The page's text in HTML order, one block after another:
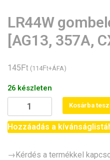
LR44W
[AG13, 357A,
145Ft (114Ft+ÁFA)
26 készleten
LR44W
gombelem
(1.55V)
357A,
Kosárba
Hozzáadás a
→Kérdés a termékkel